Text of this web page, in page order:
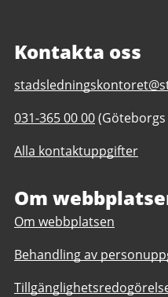
Kontakta oss
E-
till
Stadsledningskontoret
Telefonnummer
Stadsledningskontoret
031-365 00 00
Alla kontaktuppgifter
Om
Om webbplatsen
Behandling av